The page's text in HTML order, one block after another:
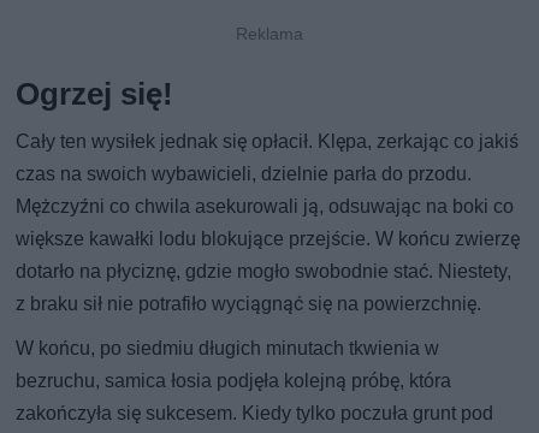
Ogrzej się!
Cały ten wysiłek jednak się opłacił. Klępa, zerkając co jakiś
czas na swoich wybawicieli, dzielnie parła do przodu.
Mężczyźni co chwila asekurowali ją, odsuwając na boki co
większe kawałki lodu blokujące przejście. W końcu zwierzę
dotarło na płyciznę, gdzie mogło swobodnie stać. Niestety,
z braku sił nie potrafiło wyciągnąć się na powierzchnię.
W końcu, po siedmiu długich minutach tkwienia w
bezruchu, samica łosia podjęła kolejną próbę, która
zakończyła się sukcesem. Kiedy tylko poczuła grunt pod